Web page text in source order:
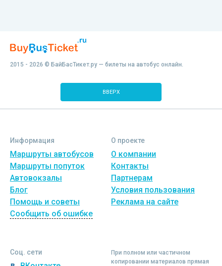
2015 - 2026 © БайБасТикет.ру — билеты на автобус онлайн.
ВВЕРХ
Информация
Маршруты автобусов
Маршруты попуток
Автовокзалы
Блог
Помощь и советы
Сообщить об ошибке
О проекте
О компании
Контакты
Партнерам
Условия пользования
Реклама на сайте
Соц. сети
При полном или частичном
копировании материалов прямая